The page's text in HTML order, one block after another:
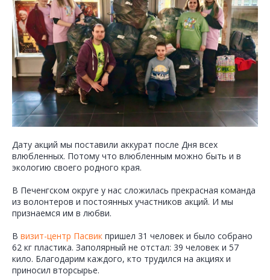
Дату акций мы поставили аккурат после Дня всех
влюбленных. Потому что влюбленным можно быть и в
экологию своего родного края.
В Печенгском округе у нас сложилась прекрасная команда
из волонтеров и постоянных участников акций. И мы
признаемся им в любви.
В визит-центр Пасвик пришел 31 человек и было собрано
62 кг пластика. Заполярный не отстал: 39 человек и 57
кило. Благодарим каждого, кто трудился на акциях и
приносил вторсырье.